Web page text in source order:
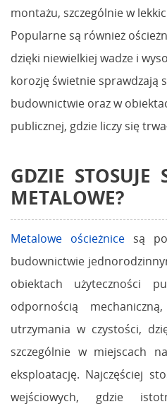
montażu, szczególnie w
Popularne są również
dzięki niewielkiej wadze i
korozję świetnie sprawdzają
budownictwie oraz w
publicznej, gdzie liczy się
GDZIE STOSUJE
METALOWE?
Metalowe ościeżnice są
budownictwie
obiektach użyteczności
odpornością
utrzymania w czystości,
szczególnie w miejscach
eksploatację. Najczęściej
wejściowych, gdzie